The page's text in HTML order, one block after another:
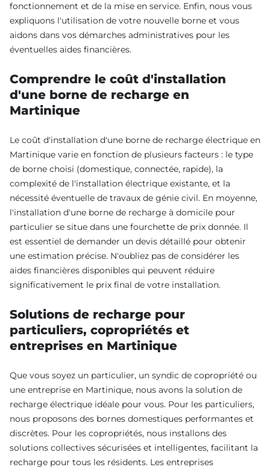
fonctionnement et de la mise en service. Enfin, nous vous
expliquons l'utilisation de votre nouvelle borne et vous
aidons dans vos démarches administratives pour les
éventuelles aides financières.
Comprendre le coût d'installation
d'une borne de recharge en
Martinique
Le coût d'installation d'une borne de recharge électrique en
Martinique varie en fonction de plusieurs facteurs : le type
de borne choisi (domestique, connectée, rapide), la
complexité de l'installation électrique existante, et la
nécessité éventuelle de travaux de génie civil. En moyenne,
l'installation d'une borne de recharge à domicile pour
particulier se situe dans une fourchette de prix donnée. Il
est essentiel de demander un devis détaillé pour obtenir
une estimation précise. N'oubliez pas de considérer les
aides financières disponibles qui peuvent réduire
significativement le prix final de votre installation.
Solutions de recharge pour
particuliers, copropriétés et
entreprises en Martinique
Que vous soyez un particulier, un syndic de copropriété ou
une entreprise en Martinique, nous avons la solution de
recharge électrique idéale pour vous. Pour les particuliers,
nous proposons des bornes domestiques performantes et
discrètes. Pour les copropriétés, nous installons des
solutions collectives sécurisées et intelligentes, facilitant la
recharge pour tous les résidents. Les entreprises